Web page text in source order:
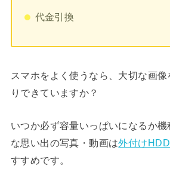
代金引換
スマホをよく使うなら、大切な画
りできていますか？
いつか必ず容量いっぱいになるか
な思い出の写真・動画は外付けHDD
すすめです。